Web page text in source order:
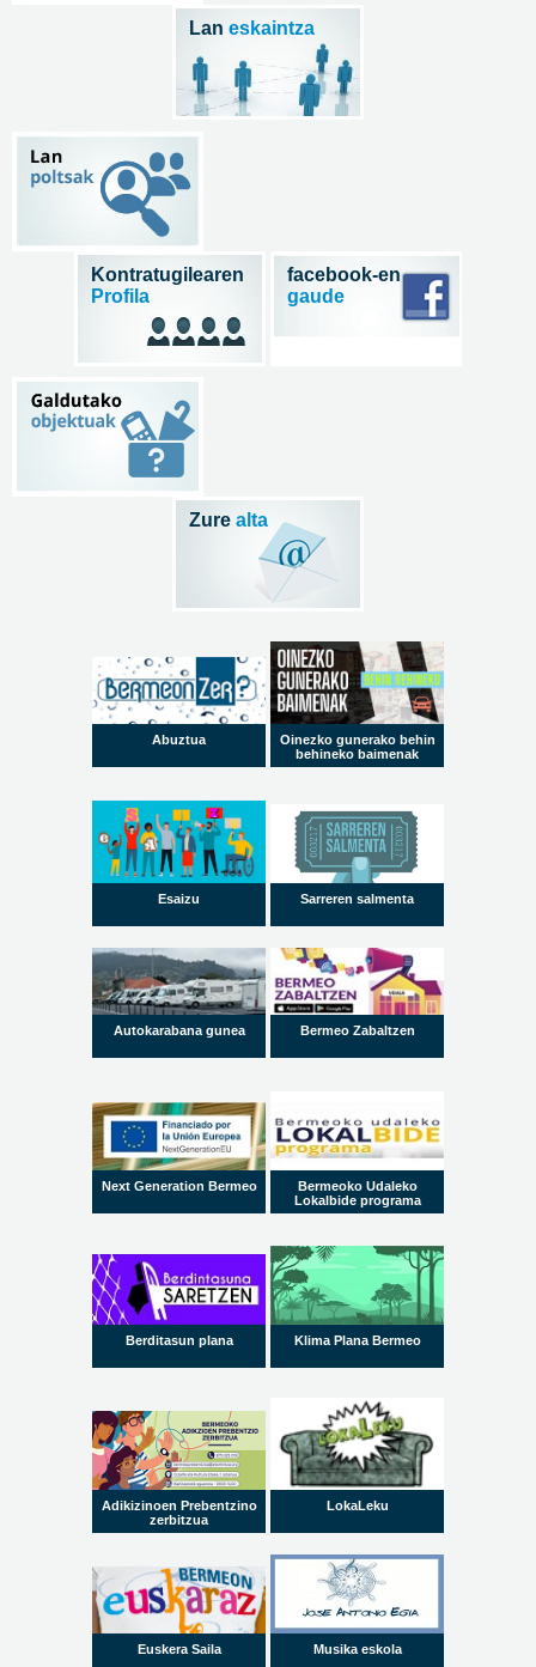
Abuztua
Oinezko gunerako behin
behineko baimenak
Esaizu Sarreren salmenta
Autokarabana gunea Bermeo Zabaltzen
Next Generation Bermeo
Bermeoko Udaleko
Lokalbide programa
Berditasun plana Klima Plana Bermeo
Adikizinoen Prebentzino
zerbitzua
LokaLeku
Euskera Saila Musika eskola
Lan eskaintza
Kontratugilearen
Profila
facebook-en
gaude
Zure alta